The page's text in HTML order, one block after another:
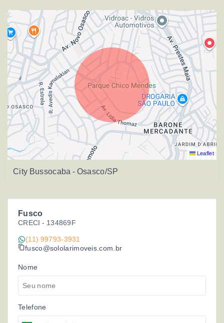
Fusco
CRECI - 134869F
(11) 99793-3931
fusco@sololarimoveis.com.br
Nome
Telefone
Leaflet
City Bussocaba - Osasco/SP